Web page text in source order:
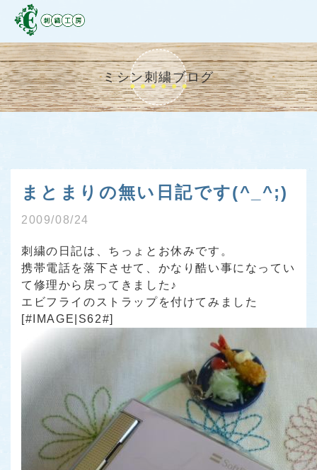
ミシン刺繍ブログ
まとまりの無い日記です(^_^;)
2009/08/24
刺繍の日記は、ちっょとお休みです。
携帯電話を落下させて、かなり酷い事になってい
て修理から戻ってきました♪
エビフライのストラップを付けてみました
[#IMAGE|S62#]